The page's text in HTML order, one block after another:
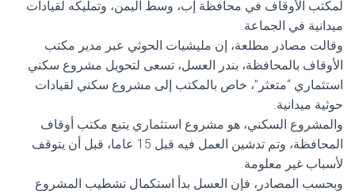
لمكتب الأوقاف في محافظة إب، وسط اليمن، وتمليكه لقيادات
ميدانية في الجماعة.
وقالت مصادر مطلعة، إن مليشيات الحوثي عبر مدير مكتب
الأوقاف بالمحافظة، بندر العسل، تسعى لتحويل مشروع سكني
استثماري “متعثر”، خاص بالمكتب إلى مشروع سكني لقيادات
حوثية ميدانية.
والمشروع السكني، هو مشروع استثماري يتبع مكتب أوقاف
المحافظة، وتم تدشين العمل فيه قبل 15 عاما، قبل أن يتوقف
لأسباب غير معلومة.
وبحسب المصادر، فإن العسل بدأ استكمال تشطيب المشروع